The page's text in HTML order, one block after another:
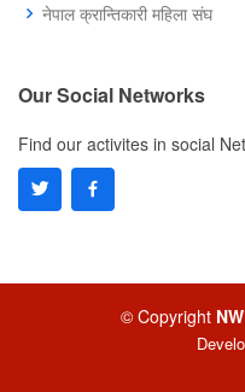
नेपाल क्रान्तिकारी महिला संघ
Our Social Networks
Find our activites in social
© Copyright